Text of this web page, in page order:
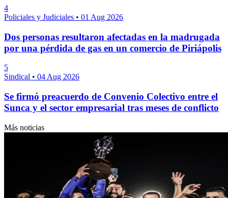
4
Policiales y Judiciales • 01 Aug 2026
Dos personas resultaron afectadas en la madrugada
por una pérdida de gas en un comercio de Piriápolis
5
Sindical • 04 Aug 2026
Se firmó preacuerdo de Convenio Colectivo entre el
Sunca y el sector empresarial tras meses de conflicto
Más noticias